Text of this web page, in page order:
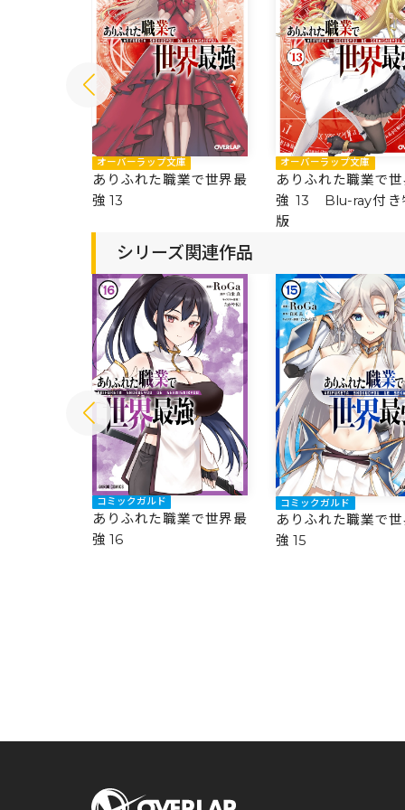
オーバーラップ文庫
ありふれた職業で世界最
強 13
オーバーラップ文庫
ありふれた職業で
強 13 Blu-ray付き
版
シリーズ関連作品
コミックガルド
ありふれた職業で世界最
強 16
コミックガルド
ありふれた職業で
強 15